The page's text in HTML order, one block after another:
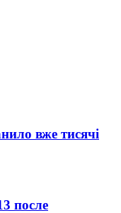
вже тисячі
после